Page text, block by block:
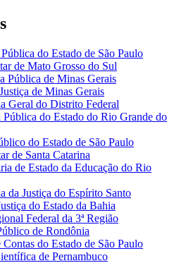
do Estado de São Paulo
de Mato Grosso do Sul
Pública de Minas Gerais
de Minas Gerais
Geral do Distrito Federal
do Estado do Rio Grande do
do Estado de São Paulo
de Santa Catarina
de Estado da Educação do Rio
da Justiça do Espírito Santo
do Estado da Bahia
Federal da 3ª Região
de Rondônia
do Estado de São Paulo
de Pernambuco